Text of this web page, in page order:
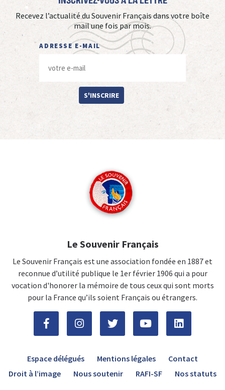
Recevez l’actualité du Souvenir Français dans votre boîte
mail une fois par mois.
ADRESSE E-MAIL
S'INSCRIRE
Le Souvenir Français
Le Souvenir Français est une association fondée en 1887 et
reconnue d’utilité publique le 1er février 1906 qui a pour
vocation d'honorer la mémoire de tous ceux qui sont morts
pour la France qu’ils soient Français ou étrangers.
Espace délégués Mentions légales
Contact
Droit à l’image
Nous soutenir RAFI-SF Nos statuts